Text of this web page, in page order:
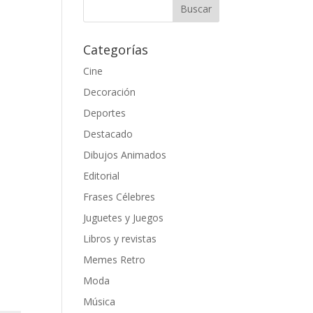
Categorías
Cine
Decoración
Deportes
Destacado
Dibujos Animados
Editorial
Frases Célebres
Juguetes y Juegos
Libros y revistas
Memes Retro
Moda
Música